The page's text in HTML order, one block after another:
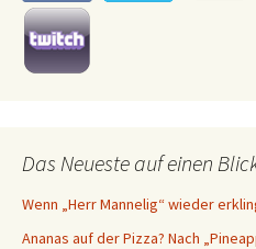
Das Neueste auf einen
Wenn „Herr Mannelig“ wieder
Ananas auf der Pizza? Nach